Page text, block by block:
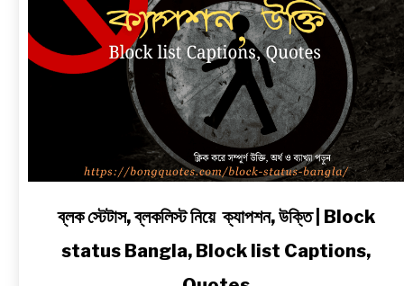
ব্লক স্টেটাস, ব্লকলিস্ট নিয়ে ক্যাপশন, উক্তি | Block
status Bangla, Block list Captions,